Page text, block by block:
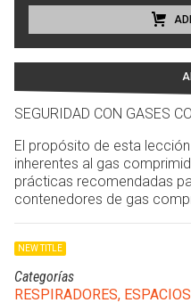
SEGURIDAD CON GASES
El propósito de esta
inherentes al gas
prácticas recomendadas
contenedores de gas
NEW TITLE
Categorías
RESPIRADORES,